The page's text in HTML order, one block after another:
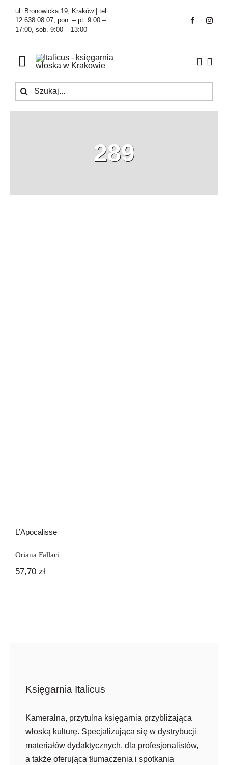
Przejdź
zawartości
ul. Bronowicka 19, Kraków | tel.
12 638 08 07, pon. – pt. 9:00 –
17:00, sob. 9:00 – 13:00
Toggle
Navigation
Księgarnia
Szukaj
289
L’Apocalisse
Oriana Fallaci
57,70 zł
Księgarnia Italicus
Kameralna, przytulna księgarnia przybliżająca
włoską kulturę. Specjalizująca się w dystrybucji
materiałów dydaktycznych, dla profesjonalistów,
a także oferująca tłumaczenia i spotkania